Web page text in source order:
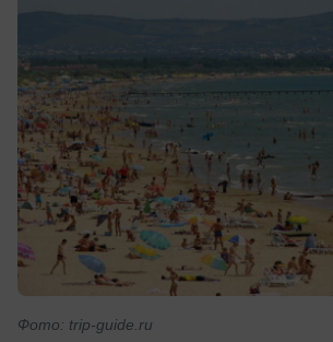
Фото: trip-guide.ru